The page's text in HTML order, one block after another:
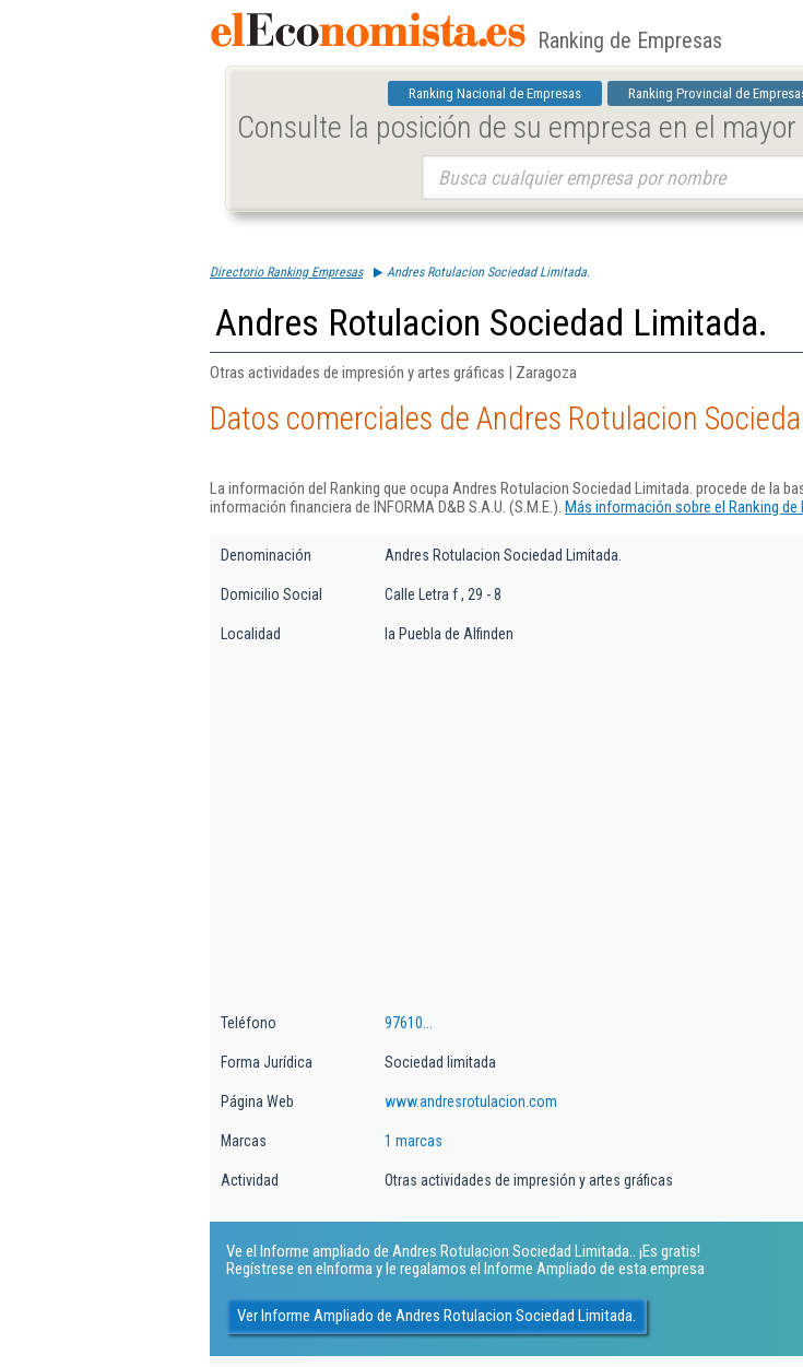
Ranking de Empresas
Ranking Nacional de Empresas Ranking Provincial de
Consulte la posición de su empresa en el
Directorio Ranking Empresas Andres Rotulacion Sociedad Limitada.
Andres Rotulacion Sociedad Limitada.
Otras actividades de impresión y artes gráficas | Zaragoza
Datos comerciales de Andres Rotulacion
La información del Ranking que ocupa Andres Rotulacion Sociedad Limitada. procede de la
información financiera de INFORMA D&B S.A.U. (S.M.E.). Más información sobre el Ranking de
Denominación Andres Rotulacion Sociedad Limitada.
Domicilio Social Calle Letra f , 29 - 8
Localidad la Puebla de Alfinden
Teléfono 97610...
Forma Jurídica Sociedad limitada
Página Web www.andresrotulacion.com
Marcas 1 marcas
Actividad Otras actividades de impresión y artes gráficas
Ve el Informe ampliado de Andres Rotulacion Sociedad Limitada.. ¡Es gratis!
Regístrese en eInforma y le regalamos el Informe Ampliado de esta empresa
Ver Informe Ampliado de Andres Rotulacion Sociedad Limitada.